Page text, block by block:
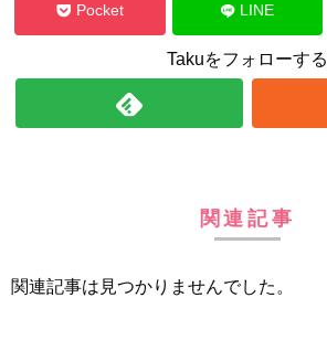
Pocket LINE
Takuをフォローする
関連記事
関連記事は見つかりませんでした。